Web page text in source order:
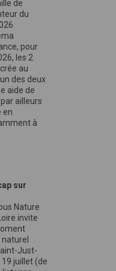
de
du
pour
les 2
au
des deux
aide de
ailleurs
en
à
sur
Nature
invite
Just-
juillet (de